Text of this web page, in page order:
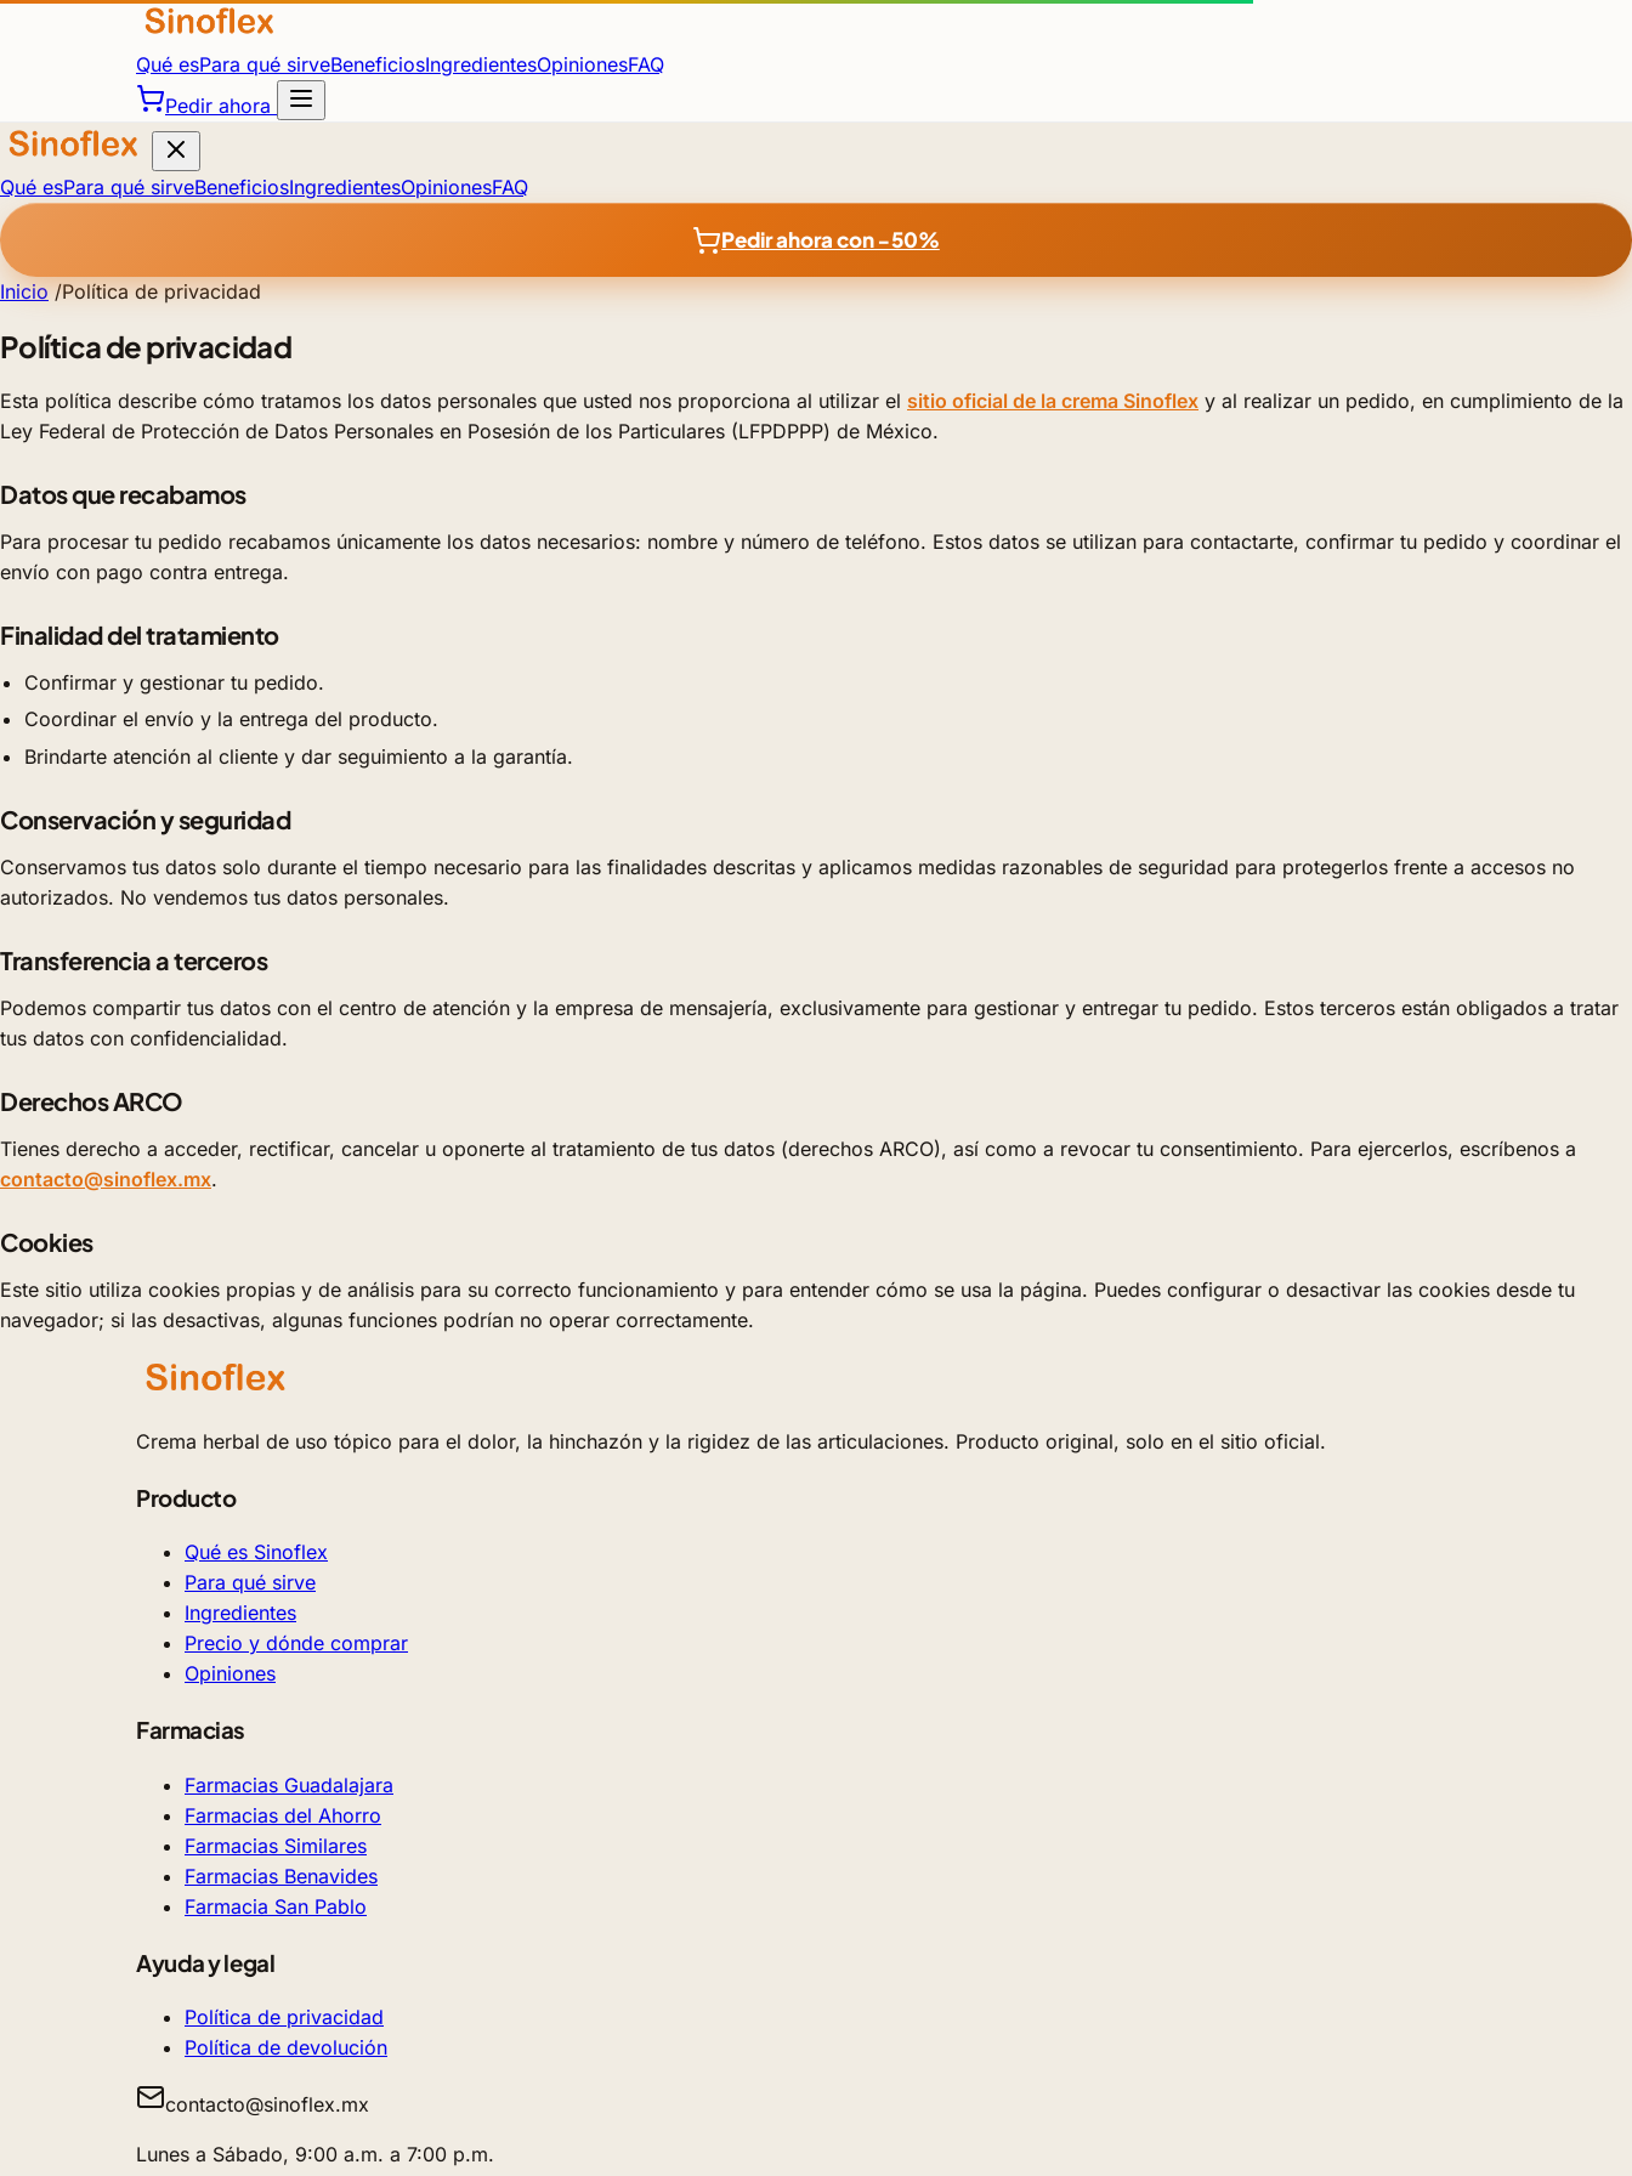
Qué esPara qué sirveBeneficiosIngredientesOpinionesFAQ
Pedir ahora
Qué esPara qué sirveBeneficiosIngredientesOpinionesFAQ
Pedir ahora con −50%
Inicio /Política de privacidad
Política de privacidad
Esta política describe cómo tratamos los datos personales que usted nos proporciona al utilizar el sitio oficial de la crema Sinoflex y al realizar un pedido, en cumplimiento de la
Ley Federal de Protección de Datos Personales en Posesión de los Particulares (LFPDPPP) de México.
Datos que recabamos
Para procesar tu pedido recabamos únicamente los datos necesarios: nombre y número de teléfono. Estos datos se utilizan para contactarte, confirmar tu pedido y coordinar el
envío con pago contra entrega.
Finalidad del tratamiento
Confirmar y gestionar tu pedido.
Coordinar el envío y la entrega del producto.
Brindarte atención al cliente y dar seguimiento a la garantía.
Conservación y seguridad
Conservamos tus datos solo durante el tiempo necesario para las finalidades descritas y aplicamos medidas razonables de seguridad para protegerlos frente a accesos no
autorizados. No vendemos tus datos personales.
Transferencia a terceros
Podemos compartir tus datos con el centro de atención y la empresa de mensajería, exclusivamente para gestionar y entregar tu pedido. Estos terceros están obligados a tratar
tus datos con confidencialidad.
Derechos ARCO
Tienes derecho a acceder, rectificar, cancelar u oponerte al tratamiento de tus datos (derechos ARCO), así como a revocar tu consentimiento. Para ejercerlos, escríbenos a
contacto@sinoflex.mx.
Cookies
Este sitio utiliza cookies propias y de análisis para su correcto funcionamiento y para entender cómo se usa la página. Puedes configurar o desactivar las cookies desde tu
navegador; si las desactivas, algunas funciones podrían no operar correctamente.
Crema herbal de uso tópico para el dolor, la hinchazón y la rigidez de las articulaciones. Producto original, solo en el sitio oficial.
Producto
Qué es Sinoflex
Para qué sirve
Ingredientes
Precio y dónde comprar
Opiniones
Farmacias
Farmacias Guadalajara
Farmacias del Ahorro
Farmacias Similares
Farmacias Benavides
Farmacia San Pablo
Ayuda y legal
Política de privacidad
Política de devolución
contacto@sinoflex.mx
Lunes a Sábado, 9:00 a.m. a 7:00 p.m.